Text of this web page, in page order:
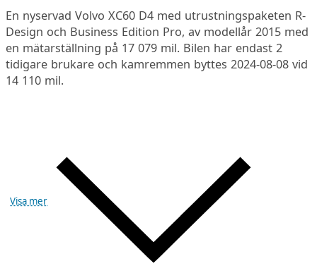
En nyservad Volvo XC60 D4 med utrustningspaketen R-
Design och Business Edition Pro, av modellår 2015 med
en mätarställning på 17 079 mil. Bilen har endast 2
tidigare brukare och kamremmen byttes 2024-08-08 vid
14 110 mil.
Visa mer